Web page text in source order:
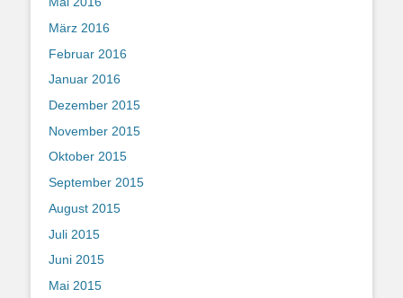
März 2016
Februar 2016
Januar 2016
Dezember 2015
November 2015
Oktober 2015
September 2015
August 2015
Juli 2015
Juni 2015
Mai 2015